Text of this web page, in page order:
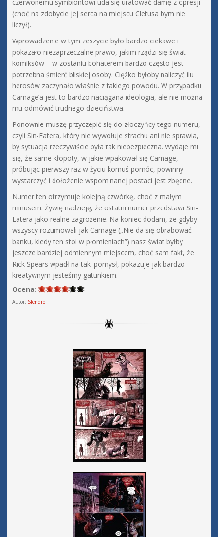
czerwonemu symbiontowi uda się uratować damę z opresji
(choć na zdobycie jej serca na miejscu Cletusa bym nie
liczył).
Wprowadzenie w tym zeszycie było bardzo ciekawe i
pokazało niezaprzeczalne prawo, jakim rządzi się świat
komiksów – w zostaniu bohaterem bardzo często jest
potrzebna śmierć bliskiej osoby. Ciężko byłoby naliczyć ilu
herosów zaczynało właśnie z takiego powodu. W przypadku
Carnage’a jest to bardzo naciągana ideologia, ale nie można
mu odmówić trudnego dzieciństwa.
Ponownie muszę przyczepić się do złoczyńcy tego numeru,
czyli Sin-Eatera, który nie wywołuje strachu ani nie sprawia,
by sytuacja rzeczywiście była tak niebezpieczna. Wydaje mi
się, że same kłopoty, w jakie wpakował się Carnage,
próbując pierwszy raz w życiu komuś pomóc, powinny
wystarczyć i dołożenie wspominanej postaci jest zbędne.
Numer ten otrzymuje kolejną czwórkę, choć z małym
minusem. Żywię nadzieję, że ostatni numer przedstawi Sin-
Eatera jako realne zagrożenie. Na koniec dodam, że gdyby
wszyscy rozumowali jak Carnage („Nie da się obrabować
banku, kiedy ten stoi w płomieniach”) nasz świat byłby
jeszcze bardziej odmiennym miejscem, choć sam fakt, że
Rick Spears wpadł na taki pomysł, pokazuje jak bardzo
kreatywnym jesteśmy gatunkiem.
Ocena:
Autor: Slendro